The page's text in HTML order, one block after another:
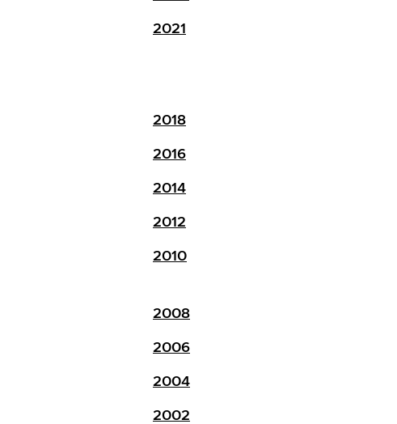
2021
2018
2016
2014
2012
2010
2008
2006
2004
2002